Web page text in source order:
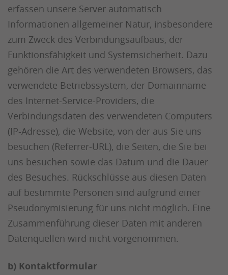
erfassen unsere Server automatisch
Informationen allgemeiner Natur, insbesondere
zum Zweck des Verbindungsaufbaus, der
Funktionsfähigkeit und Systemsicherheit. Dazu
gehören die Art des verwendeten Browsers, das
verwendete Betriebssystem, der Domainname
des Internet-Service-Providers, die
Verbindungsdaten des verwendeten Computers
(IP-Adresse), die Website, von der aus Sie uns
besuchen (Referrer-URL), die Seiten, die Sie bei
uns besuchen sowie das Datum und die Dauer
des Besuches. Rückschlüsse aus diesen Daten
auf bestimmte Personen sind aufgrund einer
Pseudonymisierung für uns nicht möglich. Eine
Zusammenführung dieser Daten mit anderen
Datenquellen wird nicht vorgenommen.
b) Kontaktformular